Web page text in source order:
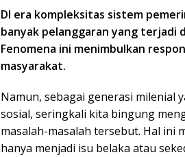
DI era kompleksitas sistem
banyak pelanggaran yang terjadi
Fenomena ini menimbulkan
masyarakat.
Namun, sebagai generasi milenial
sosial, seringkali kita bingung
masalah-masalah tersebut. Hal ini
hanya menjadi isu belaka atau